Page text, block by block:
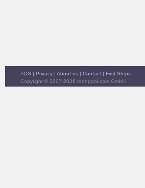
TOS | Privacy | About us | Contact | First Steps
Copyright © 2007-2026 toonpool.com GmbH